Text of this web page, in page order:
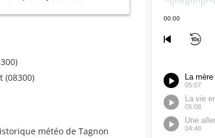
(08300)
météo de Tagnon